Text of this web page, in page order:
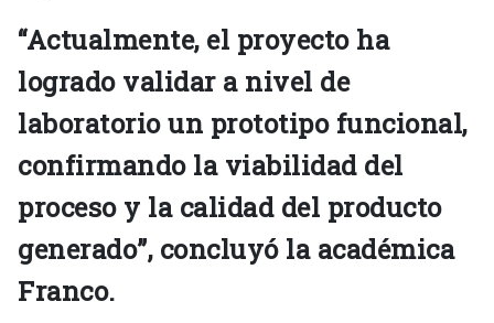
“Actualmente, el proyecto ha
logrado validar a nivel de
laboratorio un prototipo funcional,
confirmando la viabilidad del
proceso y la calidad del producto
generado”, concluyó la académica
Franco.